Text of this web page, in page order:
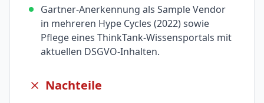
Gartner-Anerkennung als Sample Vendor
in mehreren Hype Cycles (2022) sowie
Pflege eines ThinkTank-Wissensportals mit
aktuellen DSGVO-Inhalten.
Nachteile